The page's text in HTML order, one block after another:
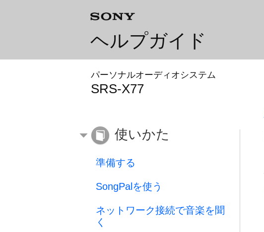
ヘルプガイド
パーソナルオーディオシステム
SRS-X77
使いかた
準備する
SongPalを使う
ネットワーク接続で音楽を聞
く